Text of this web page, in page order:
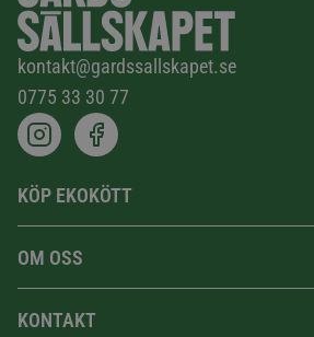
kontakt@gardssallskapet.se
0775 33 30 77
KÖP EKOKÖTT
OM OSS
KONTAKT